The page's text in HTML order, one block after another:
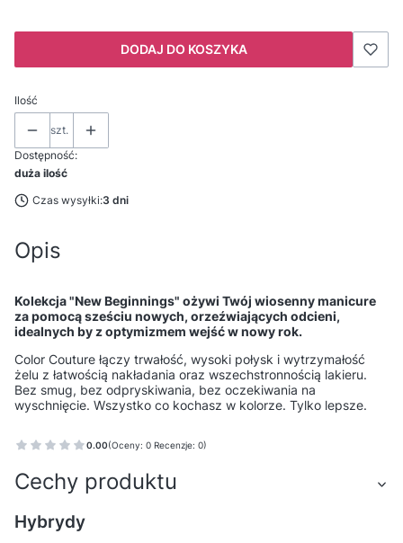
DODAJ DO KOSZYKA
Ilość
szt.
Dostępność:
duża ilość
Czas wysyłki:3 dni
Opis
Kolekcja "New Beginnings" ożywi Twój wiosenny manicure
za pomocą sześciu nowych, orzeźwiających odcieni,
idealnych by z optymizmem wejść w nowy rok.
Color Couture łączy trwałość, wysoki połysk i wytrzymałość
żelu z łatwością nakładania oraz wszechstronnością lakieru.
Bez smug, bez odpryskiwania, bez oczekiwania na
wyschnięcie. Wszystko co kochasz w kolorze. Tylko lepsze.
0.00(Oceny: 0 Recenzje: 0)
Cechy produktu
Hybrydy